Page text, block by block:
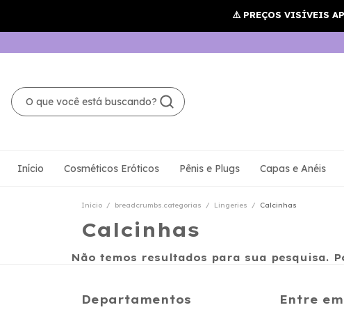
Início Cosméticos Eróticos Pênis e Plugs Capas e Anéis
Início / breadcrumbs.categorias / Lingeries / Calcinhas
Calcinhas
Não temos resultados para sua pesquisa.
Departamentos Entre